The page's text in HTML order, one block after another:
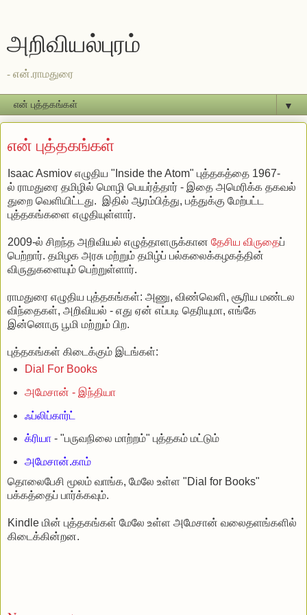
அறிவியல்புரம்
- என்.ராமதுரை
▼
என் புத்தகங்கள்
Isaac Asmiov எழுதிய "Inside the Atom" புத்தகத்தை 1967-
ல் ராமதுரை தமிழில் மொழி பெயர்த்தார் - இதை அமெரிக்க தகவல்
துறை வெளியிட்டது. இதில் ஆரம்பித்து, பத்துக்கு மேற்பட்ட
புத்தகங்களை எழுதியுள்ளார்.
2009-ல் சிறந்த அறிவியல் எழுத்தாளருக்கான தேசிய விருதைப்
பெற்றார். தமிழக அரசு மற்றும் தமிழ்ப் பல்கலைக்கழகத்தின்
விருதுகளையும் பெற்றுள்ளார்.
ராமதுரை எழுதிய புத்தகங்கள்: அணு, விண்வெளி, சூரிய மண்டல
விந்தைகள், அறிவியல் - எது ஏன் எப்படி தெரியுமா, எங்கே
இன்னொரு பூமி மற்றும் பிற.
புத்தகங்கள் கிடைக்கும் இடங்கள்:
Dial For Books
அமேசான் - இந்தியா
ஃப்லிப்கார்ட்
க்ரியா- "பருவநிலை மாற்றம்" புத்தகம் மட்டும்
அமேசான்.காம்
தொலைபேசி மூலம் வாங்க, மேலே உள்ள "Dial for Books"
பக்கத்தைப் பார்க்கவும்.
Kindle மின் புத்தகங்கள் மேலே உள்ள அமேசான் வலைதளங்களில்
கிடைக்கின்றன.